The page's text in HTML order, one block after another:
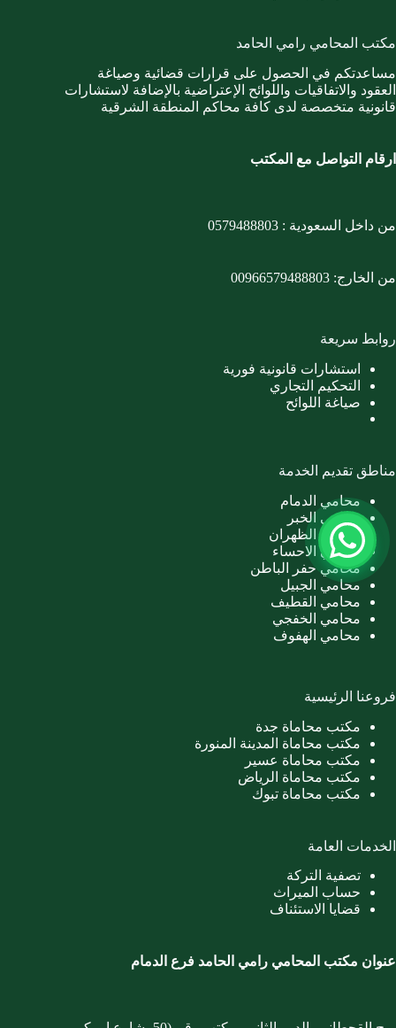
مكتب المحامي رامي الحامد
مساعدتكم في الحصول على قرارات قضائية وصياغة
العقود والاتفاقيات واللوائح الإعتراضية بالإضافة لاستشارات
قانونية متخصصة لدى كافة محاكم المنطقة الشرقية
ارقام التواصل مع المكتب
من داخل السعودية : 0579488803
من الخارج: 00966579488803
روابط سريعة
استشارات قانونية فورية
التحكيم التجاري
صياغة اللوائح
مناطق تقديم الخدمة
محامي الدمام
محامي الخبر
محامي الظهران
محامي الاحساء
محامي حفر الباطن
محامي الجبيل
محامي القطيف
محامي الخفجي
محامي الهفوف
فروعنا الرئيسية
مكتب محاماة جدة
مكتب محاماة المدينة المنورة
مكتب محاماة عسير
مكتب محاماة الرياض
مكتب محاماة تبوك
الخدمات العامة
تصفية التركة
حساب الميراث
قضايا الاستئناف
عنوان مكتب المحامي رامي الحامد فرع الدمام